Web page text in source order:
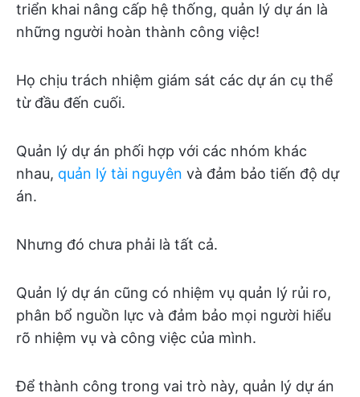
triển khai nâng cấp hệ thống, quản lý dự án là
những người hoàn thành công việc!
Họ chịu trách nhiệm giám sát các dự án cụ thể
từ đầu đến cuối.
Quản lý dự án phối hợp với các nhóm khác
nhau, quản lý tài nguyên và đảm bảo tiến độ dự
án.
Nhưng đó chưa phải là tất cả.
Quản lý dự án cũng có nhiệm vụ quản lý rủi ro,
phân bổ nguồn lực và đảm bảo mọi người hiểu
rõ nhiệm vụ và công việc của mình.
Để thành công trong vai trò này, quản lý dự án